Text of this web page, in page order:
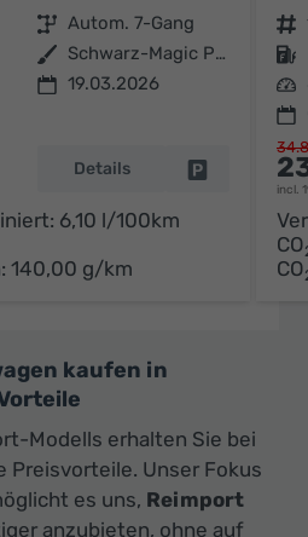
Getriebe Autom. 7-Gang
Außenfarbe
Schwarz-Magic Perleffekt
19.03.2026
Details Fahrzeug
6,10 l/100km
140,00 g/km
Fahrzeugnr.
Kraftstoff
Leistung
incl.
CO
CO
kaufen in
Modells erhalten Sie bei
Unser Fokus
es uns, Reimport
anzubieten, ohne auf